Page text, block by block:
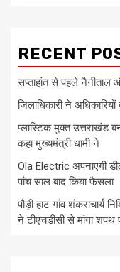
RECENT
सप्ताहांत से पहले नैनीताल
जिलाधिकारी ने
प्लास्टिक मुक्त उत्तराखंड
कहा मुख्यमंत्री धामी ने
Ola Electric अपनाएगी
पांच साल बाद किया फैसला
पौड़ी हाट गांव शंकराचार्य
ने टीएचडीसी से मांगा शपथ